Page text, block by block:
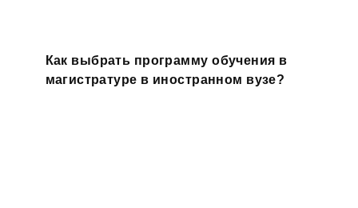
Как выбрать программу обучения в
магистратуре в иностранном вузе?